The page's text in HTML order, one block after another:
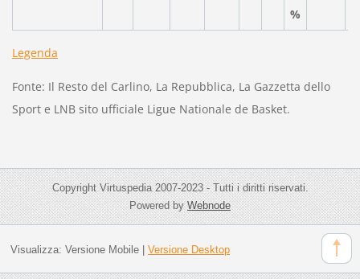
%
Legenda
Fonte: Il Resto del Carlino, La Repubblica, La Gazzetta dello
Sport e LNB sito ufficiale Ligue Nationale de Basket.
Copyright Virtuspedia 2007-2023 - Tutti i diritti riservati.
Powered byWebnode
Visualizza: Versione Mobile| Versione Desktop